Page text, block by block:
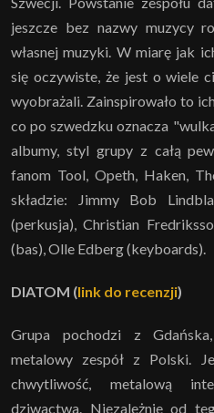
jeszcze bez nazwy muzycy
własnej muzyki. W miarę jak
się oczywiste, że jest o wiele
wyobrażali. Zainspirowało to
co po szwedzku oznacza
albumy, styl grupy z całą
fanom Tool, Opeth, Haken,
składzie: Jimmy Bob
(perkusja), Christian
(bas), Olle Edberg (keyboards).
DIATOM (link do recenzji)
Grupa pochodzi z
metalowy zespół z Polski.
chwytliwość, metalową
dziwactwa. Niezależnie od